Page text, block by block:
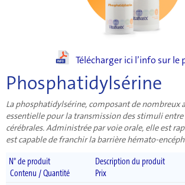
Télécharger ici l’info sur
Phosphatidylsérine
La phosphatidylsérine, composant de nombreux
essentielle pour la transmission des stimuli entre
cérébrales. Administrée par voie orale, elle est
est capable de franchir la barrière hémato-
N° de produit
Description du produit
Contenu / Quantité
Prix